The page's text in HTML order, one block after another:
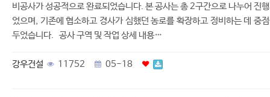
비공사가 성공적으로 완료되었습니다. 본 공사는 총 2구간으로 나누어 진
었으며, 기존에 협소하고 경사가 심했던 농로를 확장하고 정비하는 데 중
두었습니다. 공사 구역 및 작업 상세 내용…
강우건설 11752 05-18